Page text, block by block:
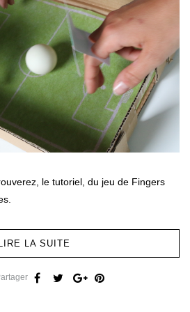
le tutoriel, du jeu de Fingers
LIRE LA SUITE